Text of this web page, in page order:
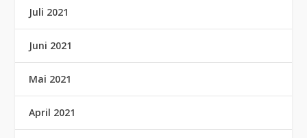
Juli 2021
Juni 2021
Mai 2021
April 2021